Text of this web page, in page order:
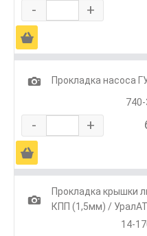
- +
Ä
1
Прокладка насоса
- +
Ä
1
Прокладка крышки
КПП (1,5мм) /
14-